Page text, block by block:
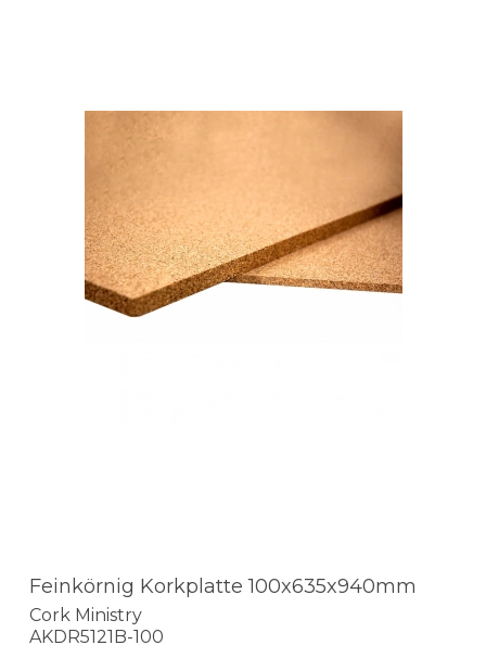
Feinkörnig Korkplatte 100x635x940mm
Cork Ministry
AKDR5121B-100